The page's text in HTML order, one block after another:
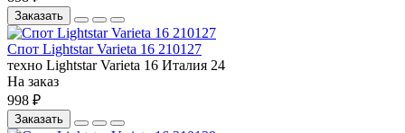
Заказать
Спот Lightstar Varieta 16 210127
техно Lightstar Varieta 16 Италия 24
На заказ
998 ₽
Заказать